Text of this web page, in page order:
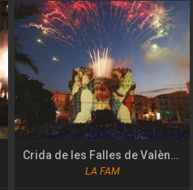
Crida de les Falles de València 2022 "Renaix la flama!"
LA FAM